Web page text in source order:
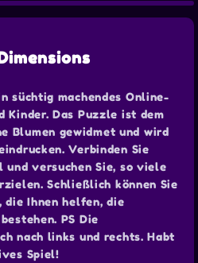
süchtig machendes Online-
Kinder. Das Puzzle ist dem
Blumen gewidmet und wird
Verbinden Sie
versuchen Sie, so viele
Schließlich können Sie
Ihnen helfen, die
PS Die
nach links und rechts. Habt
Spiel!